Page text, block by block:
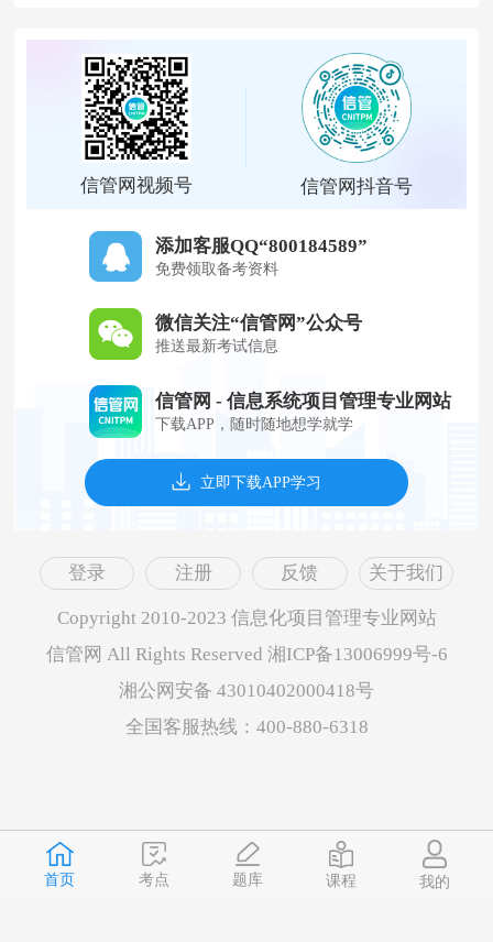
首页 考点 题库 课程 我的
信管网视频号 信管网抖音号
添加客服QQ“800184589”
免费领取备考资料
微信关注“信管网”公众号
推送最新考试信息
信管网 - 信息系统项目管理专业网站
下载APP，随时随地想学就学
立即下载APP学习
登录 注册 反馈 关于我们
Copyright 2010-2023 信息化项目管理专业网站
信管网 All Rights Reserved 湘ICP备13006999号-6
湘公网安备 43010402000418号
全国客服热线：400-880-6318